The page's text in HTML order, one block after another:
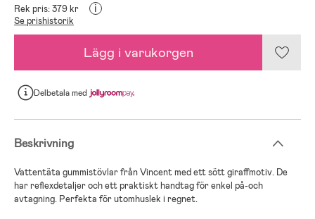
Rek pris: 379 kr i
Se prishistorik
Lägg i varukorgen
Delbetalamed
Beskrivning
Vattentäta gummistövlar från Vincent med ett sött giraffmotiv. De
har reflexdetaljer och ett praktiskt handtag för enkel på-och
avtagning. Perfekta för utomhuslek i regnet.